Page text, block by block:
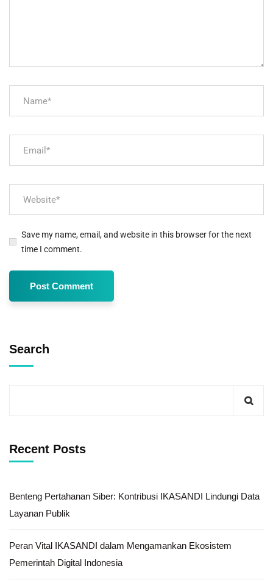
Save my name, email, and website in this browser for the next
time I comment.
Search
Recent Posts
Benteng Pertahanan Siber: Kontribusi IKASANDI Lindungi Data
Layanan Publik
Peran Vital IKASANDI dalam Mengamankan Ekosistem
Pemerintah Digital Indonesia